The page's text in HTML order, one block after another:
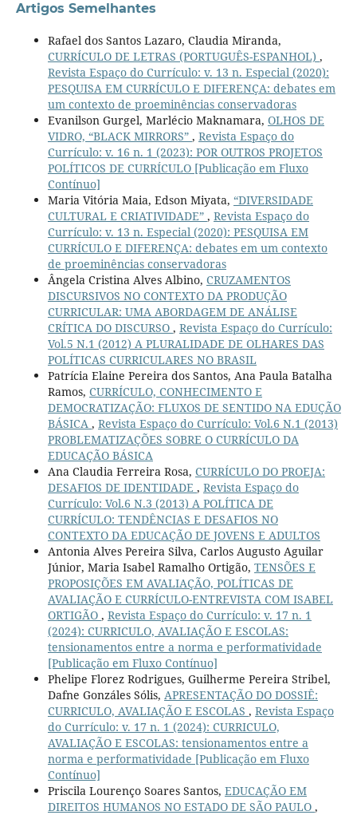
Artigos Semelhantes
Rafael dos Santos Lazaro, Claudia Miranda,
CURRÍCULO DE LETRAS (PORTUGUÊS-ESPANHOL) ,
Revista Espaço do Currículo: v. 13 n. Especial (2020):
PESQUISA EM CURRÍCULO E DIFERENÇA: debates em
um contexto de proeminências conservadoras
Evanilson Gurgel, Marlécio Maknamara, OLHOS DE
VIDRO, “BLACK MIRRORS” , Revista Espaço do
Currículo: v. 16 n. 1 (2023): POR OUTROS PROJETOS
POLÍTICOS DE CURRÍCULO [Publicação em Fluxo
Contínuo]
Maria Vitória Maia, Edson Miyata, “DIVERSIDADE
CULTURAL E CRIATIVIDADE” , Revista Espaço do
Currículo: v. 13 n. Especial (2020): PESQUISA EM
CURRÍCULO E DIFERENÇA: debates em um contexto
de proeminências conservadoras
Ângela Cristina Alves Albino, CRUZAMENTOS
DISCURSIVOS NO CONTEXTO DA PRODUÇÃO
CURRICULAR: UMA ABORDAGEM DE ANÁLISE
CRÍTICA DO DISCURSO , Revista Espaço do Currículo:
Vol.5 N.1 (2012) A PLURALIDADE DE OLHARES DAS
POLÍTICAS CURRICULARES NO BRASIL
Patrícia Elaine Pereira dos Santos, Ana Paula Batalha
Ramos, CURRÍCULO, CONHECIMENTO E
DEMOCRATIZAÇÃO: FLUXOS DE SENTIDO NA EDUÇÃO
BÁSICA , Revista Espaço do Currículo: Vol.6 N.1 (2013)
PROBLEMATIZAÇÕES SOBRE O CURRÍCULO DA
EDUCAÇÃO BÁSICA
Ana Claudia Ferreira Rosa, CURRÍCULO DO PROEJA:
DESAFIOS DE IDENTIDADE , Revista Espaço do
Currículo: Vol.6 N.3 (2013) A POLÍTICA DE
CURRÍCULO: TENDÊNCIAS E DESAFIOS NO
CONTEXTO DA EDUCAÇÃO DE JOVENS E ADULTOS
Antonia Alves Pereira Silva, Carlos Augusto Aguilar
Júnior, Maria Isabel Ramalho Ortigão, TENSÕES E
PROPOSIÇÕES EM AVALIAÇÃO, POLÍTICAS DE
AVALIAÇÃO E CURRÍCULO-ENTREVISTA COM ISABEL
ORTIGÃO , Revista Espaço do Currículo: v. 17 n. 1
(2024): CURRICULO, AVALIAÇÃO E ESCOLAS:
tensionamentos entre a norma e performatividade
[Publicação em Fluxo Contínuo]
Phelipe Florez Rodrigues, Guilherme Pereira Stribel,
Dafne Gonzáles Sólis, APRESENTAÇÃO DO DOSSIÊ:
CURRICULO, AVALIAÇÃO E ESCOLAS , Revista Espaço
do Currículo: v. 17 n. 1 (2024): CURRICULO,
AVALIAÇÃO E ESCOLAS: tensionamentos entre a
norma e performatividade [Publicação em Fluxo
Contínuo]
Priscila Lourenço Soares Santos, EDUCAÇÃO EM
DIREITOS HUMANOS NO ESTADO DE SÃO PAULO ,